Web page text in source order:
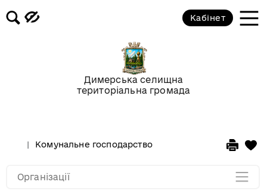
Димерська селищна
територіальна громада
Кабінет
Комунальне господарство
Організації
Комунальне господарство